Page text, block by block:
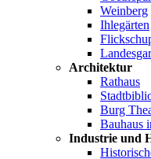
Weinberg
Ihlegärten
Architektur
Rathaus
Burg
Bauhaus
Industrie und